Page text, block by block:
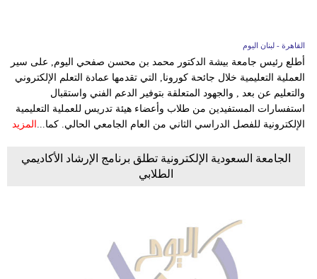
القاهرة - لبنان اليوم
أطلع رئيس جامعة بيشة الدكتور محمد بن محسن صفحي اليوم, على سير
العملية التعليمية خلال جائحة كورونا, التي تقدمها عمادة التعلم الإلكتروني
والتعليم عن بعد , والجهود المتعلقة بتوفير الدعم الفني واستقبال
استفسارات المستفيدين من طلاب وأعضاء هيئة تدريس للعملية التعليمية
الإلكترونية للفصل الدراسي الثاني من العام الجامعي الحالي. كما... المزيد
الجامعة السعودية الإلكترونية تطلق برنامج الإرشاد الأكاديمي
الطلابي